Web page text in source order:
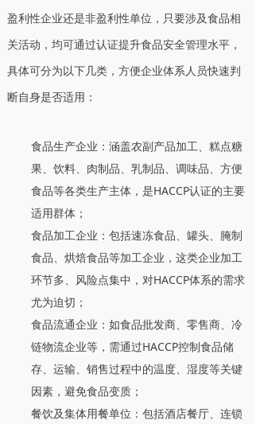
盈利性企业还是非盈利性单位，只要涉及食品相
关活动，均可通过认证提升食品安全管理水平，
具体可分为以下几类，方便企业体系人员快速判
断自身是否适用：
食品生产企业：涵盖农副产品加工、糕点糖
果、饮料、肉制品、乳制品、调味品、方便
食品等各类生产主体，是HACCP认证的主要
适用群体；
食品加工企业：包括速冻食品、罐头、腌制
食品、烘焙食品等加工企业，这类企业加工
环节多、风险点集中，对HACCP体系的需求
尤为迫切；
食品流通企业：如食品批发商、零售商、冷
链物流企业等，需通过HACCP控制食品储
存、运输、销售过程中的温度、湿度等关键
因素，避免食品变质；
餐饮及集体用餐单位：包括酒店餐厅、连锁